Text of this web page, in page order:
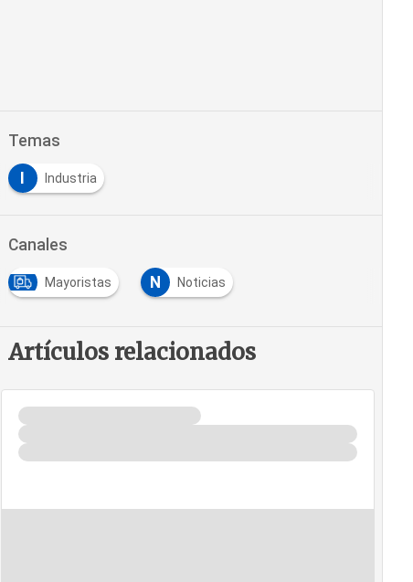
Temas
Industria
Canales
Mayoristas N Noticias
Artículos relacionados